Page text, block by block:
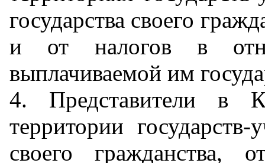
государства своего
и от налогов в
выплачиваемой им
4. Представители в
территории государств-
своего гражданства,